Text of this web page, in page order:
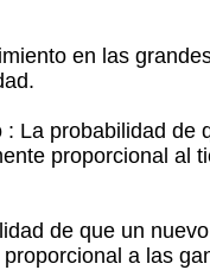
en las
La probabilidad de
proporcional al
de que un
a las